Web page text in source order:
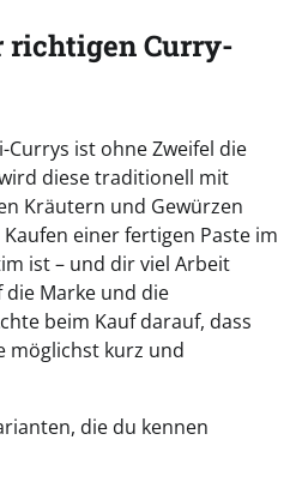
richtigen Curry-
Currys ist ohne Zweifel die
diese traditionell mit
Kräutern und Gewürzen
einer fertigen Paste im
ist – und dir viel Arbeit
Marke und die
beim Kauf darauf, dass
möglichst kurz und
die du kennen